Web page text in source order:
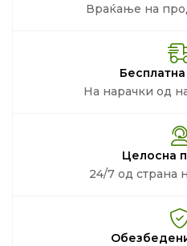
Враќање на
На нарачки од
Целосна
24/7 од страна